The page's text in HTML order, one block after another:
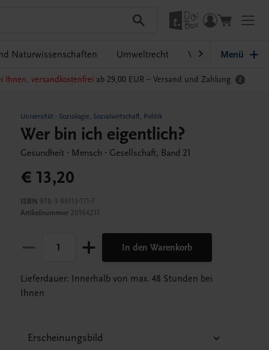
Naturwissenschaften Umweltrecht WeitereMenü
Ihnen, versandkostenfrei ab 29,00 EUR – Versand und Zahlung
Universität - Soziologie, Sozialwirtschaft, Politik
Wer bin ich eigentlich?
Gesundheit - Mensch - Gesellschaft, Band 21
€ 13,20
ISBN 978-3-99113-171-7
Artikelnummer20164211
In den Warenkorb
Lieferdauer: Innerhalb von max. 48 Stunden bei
Ihnen
Erscheinungsbild